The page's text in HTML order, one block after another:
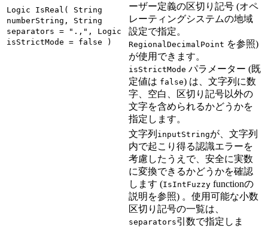
Logic IsReal( String
numberString, String
separators = ".,", Logic
isStrictMode = false )
ーザー定義の区切り記号 (オペ
レーティングシステムの地域
設定で指定。
RegionalDecimalPoint を参照)
が使用できます。
isStrictMode パラメーター (既
定値は false) は、文字列に数
字、空白、区切り記号以外の
文字を含められるかどうかを
指定します。
文字列 inputStringが、文字列
内で起こり得る認識エラーを
考慮したうえで、安全に実数
に変換できるかどうかを確認
します (IsIntFuzzy functionの
説明を参照) 。使用可能な小数
区切り記号の一覧は、
separators引数で指定しま